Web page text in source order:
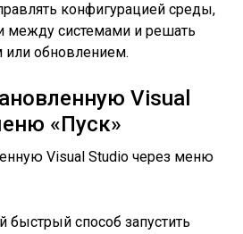
конфигурацией среды,
между системами и решать
или обновлением.
Visual
«Пуск»
способ запустить